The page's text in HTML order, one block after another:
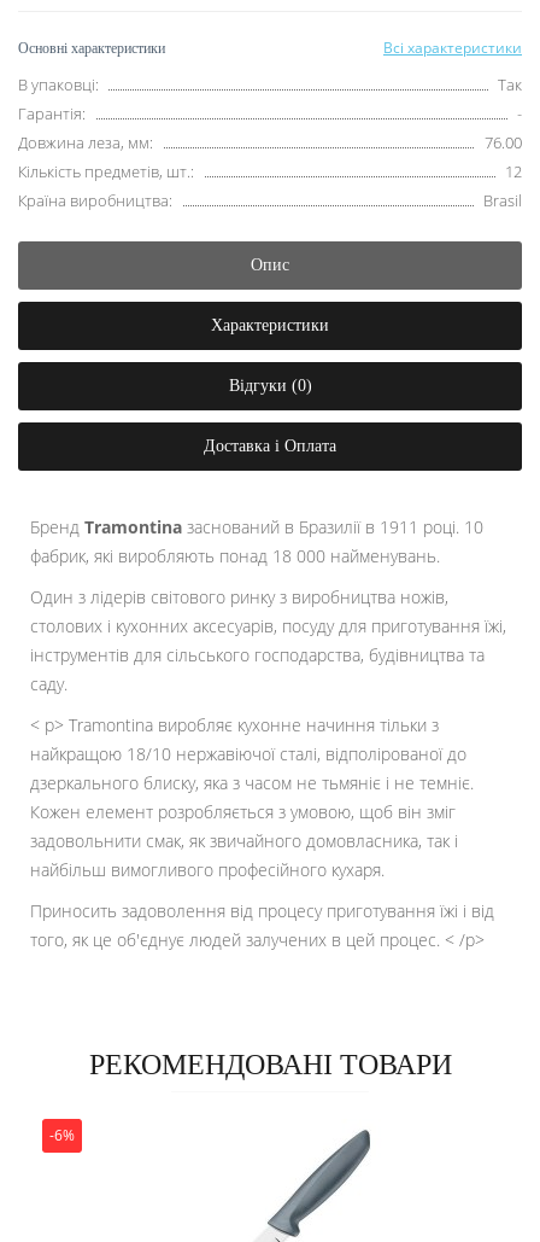
Основні характеристики Всі характеристики
В упаковці:
Так
Гарантія:
-
Довжина леза, мм:
76.00
Кількість предметів, шт.:
12
Країна виробництва:
Brasil
Опис
Характеристики
Відгуки (0)
Доставка і Оплата
Бренд Tramontina заснований в Бразилії в 1911 році. 10
фабрик, які виробляють понад 18 000 найменувань.
Один з лідерів світового ринку з виробництва ножів,
столових і кухонних аксесуарів, посуду для приготування їжі,
інструментів для сільського господарства, будівництва та
саду.
< p> Tramontina виробляє кухонне начиння тільки з
найкращою 18/10 нержавіючої сталі, відполірованої до
дзеркального блиску, яка з часом не тьмяніє і не темніє.
Кожен елемент розробляється з умовою, щоб він зміг
задовольнити смак, як звичайного домовласника, так і
найбільш вимогливого професійного кухаря.
Приносить задоволення від процесу приготування їжі і від
того, як це об'єднує людей залучених в цей процес. < /p>
РЕКОМЕНДОВАНІ ТОВАРИ
-6%